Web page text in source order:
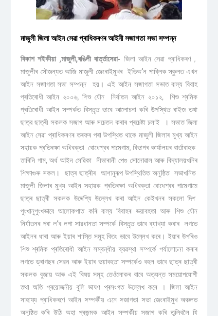
মাজুলী জিলা আইন সেৱা প্ৰাধিকৰণৰ আইনী সজাগতা সভা সম্পন্ন
বিকাশ শইকীয়া ,মাজুলী,ৰঙিলী বাৰ্ত্তাসেৱা- জিলা আইন সেৱা প্ৰাধিকৰণ ,
মাজুলীৰ সৌজন্যত আজি মাজুলী জেংৰাইমুখৰ ইভিঅ’ন পাব্লিক স্কুলত এখন
আইন সজাগতা সভা সম্পন্ন হয়। এই আইন সজাগতা সভাত বাল্য বিবাহ
প্ৰতিৰোধী আইন ২০০৬, শিশু যৌন নিৰ্যাতন আইন ২০১২, শিশু শ্ৰমিক
প্ৰতিৰোধী আইন সম্পৰ্কত বিস্তৃত ভাবে আলোচনা কৰি উপস্থিত ৰাইজ তথা
ছাত্র ছাত্ৰী সকলক সজাগ আৰু সচেতন কৰাৰ প্ৰচেষ্টা চলাই । সভাত জিলা
আইন সেৱা প্ৰাধিকৰণৰ তৰফৰ পৰা উপস্থিত থাকে মাজুলী জিলাৰ মুখ্য আইন
সহায়ক প্ৰতিৰক্ষা অধিবক্তা বোধেশ্বৰ পামেগাম, বিভাগৰ কাৰ্যালয়ৰ বাৰ্তাবাহক
তাৰিনি গাম, অৰ্ধ আইন সেৱিকা নীভাৰানী পেগু সোনোৱাল আৰু বিদ্যালয়খনিৰ
শিক্ষাগুৰু সকল। ছাত্ৰ ছাত্ৰীৰ আশানুৰূপ উপস্থিতিত অনুষ্ঠিত সভাখনিত
মাজুলী জিলাৰ মুখ্য আইন সহায়ক প্ৰতিৰক্ষা অধিবক্তা বোধেশ্বৰ পামেগামে
ছাত্ৰ ছাত্ৰী সকলক উদ্দেশ্যি উল্লেখ কৰা আইন কেইখনৰ সকলো দিশ
পুংখানুপুংখভাবে আলোকপাত কৰি বাল্য বিবাহৰ ভয়াবহতা আৰু শিশু যৌন
নিৰ্যাতনৰ পৰা ল’ব লগা সাৱধানতা সম্পৰ্কে বিস্তৃত ভাবে ব্যাখ্যা কৰাৰ লগতে
আইনৰ ধাৰা আৰু ইয়াৰ শাস্তি সমুহ বিতং ভাবে উল্লেখ কৰে। ইয়াৰ উপৰিও
শিশু শ্ৰমিক প্ৰতিৰোধী আইন সম্বন্ধীয় ব্যৱস্থা সম্পৰ্কে পৰ্যালোচনা কৰাৰ
লগতে ড্ৰাগছৰ সেৱন আৰু ইয়াৰ ভয়াবহতা সম্পৰ্কেও বহল ভাবে ছাত্ৰ ছাত্ৰী
সকলক বুজায় আৰু এই বিষয় সমূহ তেওঁলোকৰ বাবে অত্যন্ত সময়োপযোগী
তথা অতি প্ৰয়োজনীয় বুলি ভাষণ প্ৰসংগত উল্লেখ কৰে । জিলা আইন
সাহায্য প্ৰাধিকৰণে আইন সম্পৰ্কীয় এনে সজাগতা সভা জেংৰাইমুখ অঞ্চলত
অনুষ্ঠিত কৰি উঠি অহা প্ৰজন্মক আইন সম্পৰ্কীয় সজাগ কৰি তুলিবলৈ যি